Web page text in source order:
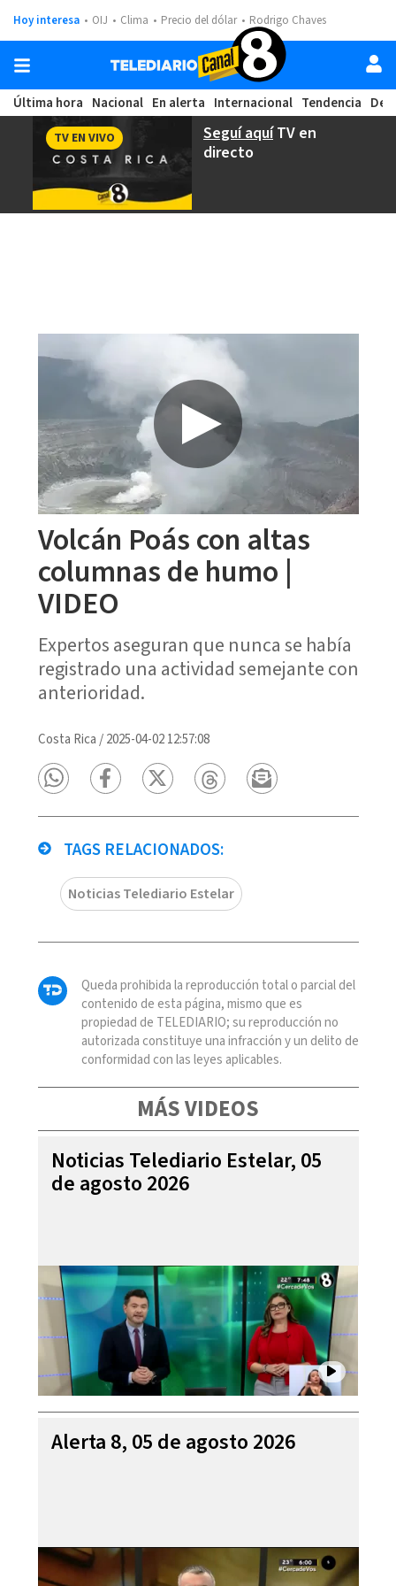
Hoy interesa OIJ Clima Precio del dólar Rodrigo Chaves
Última hora Nacional En alerta Internacional Tendencia
Seguí aquíTV en
directo
TV EN VIVO
Volcán Poás con altas
columnas de humo |
VIDEO
Expertos aseguran que nunca se había
registrado una actividad semejante con
anterioridad.
Costa Rica /2025-04-02 12:57:08
TAGS RELACIONADOS:
Noticias Telediario Estelar
Queda prohibida la reproducción total o parcial del
contenido de esta página, mismo que es
propiedad de TELEDIARIO; su reproducción no
autorizada constituye una infracción y un delito de
conformidad con las leyes aplicables.
MÁS VIDEOS
Noticias Telediario Estelar, 05
de agosto 2026
Alerta 8, 05 de agosto 2026